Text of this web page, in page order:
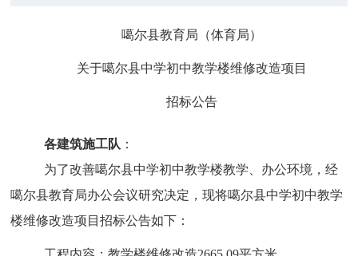
噶尔县教育局（体育局）
关于噶尔县中学初中教学楼维修改造项目
招标公告
各建筑施工队 ：
为了改善噶尔县中学初中教学楼教学、办公环境，经
噶尔县教育局办公会议研究决定，现将噶尔县中学初中教学
楼维修改造项目招标公告如下：